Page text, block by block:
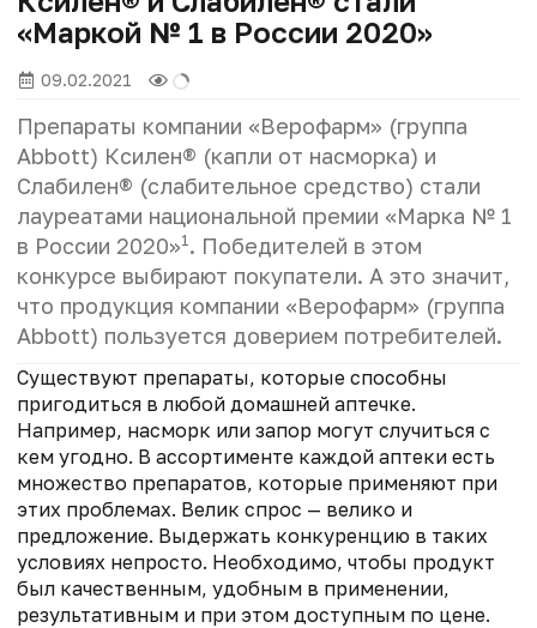
«Маркой № 1 в России 2020»
09.02.2021
Препараты компании «Верофарм» (группа
Abbott) Ксилен® (капли от насморка) и
Слабилен® (слабительное средство) стали
лауреатами национальной премии «Марка № 1
в России 2020»1 . Победителей в этом
конкурсе выбирают покупатели. А это значит,
что продукция компании «Верофарм» (группа
Abbott) пользуется доверием потребителей.
Существуют препараты, которые способны
пригодиться в любой домашней аптечке.
Например, насморк или запор могут случиться с
кем угодно. В ассортименте каждой аптеки есть
множество препаратов, которые применяют при
этих проблемах. Велик спрос — велико и
предложение. Выдержать конкуренцию в таких
условиях непросто. Необходимо, чтобы продукт
был качественным, удобным в применении,
результативным и при этом доступным по цене.